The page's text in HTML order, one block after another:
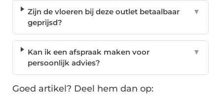
Zijn de vloeren bij deze outlet betaalbaar
geprijsd?
▼
Kan ik een afspraak maken voor
persoonlijk advies?
▼
Goed artikel? Deel hem dan op: